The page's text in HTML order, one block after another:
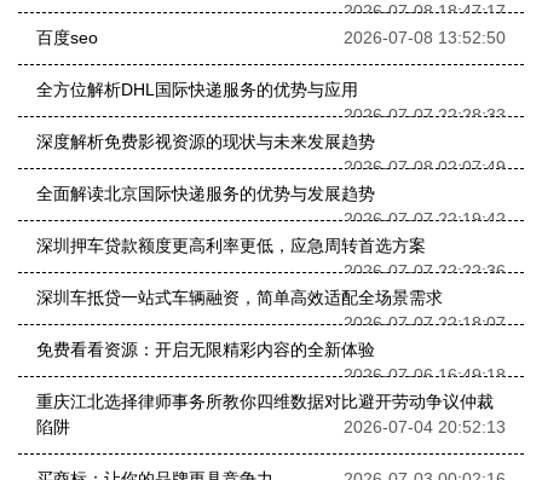
2026-07-08 18:47:17
百度seo
2026-07-08 13:52:50
全方位解析DHL国际快递服务的优势与应用
2026-07-07 22:28:33
深度解析免费影视资源的现状与未来发展趋势
2026-07-08 02:07:49
全面解读北京国际快递服务的优势与发展趋势
2026-07-07 22:19:42
深圳押车贷款额度更高利率更低，应急周转首选方案
2026-07-07 22:22:36
深圳车抵贷一站式车辆融资，简单高效适配全场景需求
2026-07-07 22:18:07
免费看看资源：开启无限精彩内容的全新体验
2026-07-06 16:49:18
重庆江北选择律师事务所教你四维数据对比避开劳动争议仲裁
陷阱
2026-07-04 20:52:13